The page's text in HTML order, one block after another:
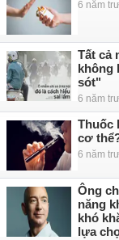
6 năm
Tất cả
không
sót"
6 năm
Thuốc
cơ
6 năm
Ông
năng
khó
lựa